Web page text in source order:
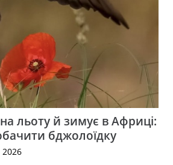
льоту й зимує в Африці:
бджолоїдку
2026